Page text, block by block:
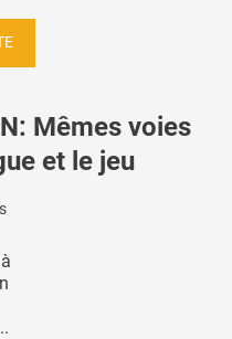
Mêmes voies
et le jeu